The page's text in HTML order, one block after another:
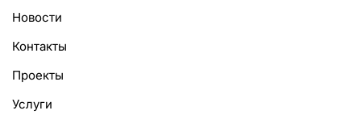
Новости
Контакты
Проекты
Услуги